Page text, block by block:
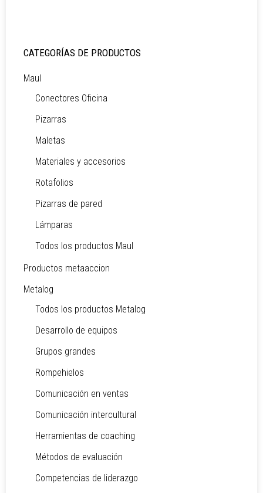
CATEGORÍAS DE PRODUCTOS
Maul
Conectores Oficina
Pizarras
Maletas
Materiales y accesorios
Rotafolios
Pizarras de pared
Lámparas
Todos los productos Maul
Productos metaaccion
Metalog
Todos los productos Metalog
Desarrollo de equipos
Grupos grandes
Rompehielos
Comunicación en ventas
Comunicación intercultural
Herramientas de coaching
Métodos de evaluación
Competencias de liderazgo